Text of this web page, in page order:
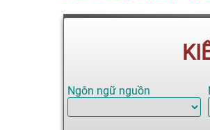
Ngôn ngữ nguồn